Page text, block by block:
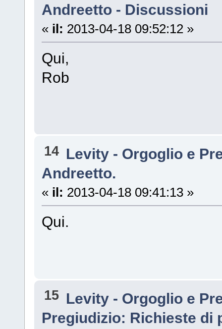
Andreetto - Discussioni
« il: 2013-04-18 09:52:12 »
Qui,
Rob
14 Levity - Orgoglio e
Andreetto.
« il: 2013-04-18 09:41:13 »
Qui.
15 Levity - Orgoglio e
Pregiudizio: Richieste di